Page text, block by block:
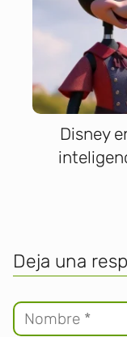
Disney
Deja una